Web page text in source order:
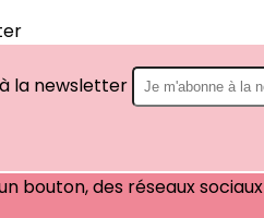
la newsletter
bouton, des réseaux sociaux